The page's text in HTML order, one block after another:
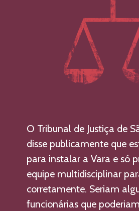
O Tribunal de Justiça de
disse publicamente que
para instalar a Vara e só
equipe multidisciplinar
corretamente. Seriam
funcionárias que